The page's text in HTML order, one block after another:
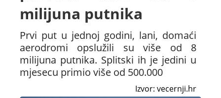
milijuna putnika
Prvi put u jednoj godini, lani, domaći
aerodromi opslužili su više od 8
milijuna putnika. Splitski ih je jedini u
mjesecu primio više od 500.000
Izvor: vecernji.hr